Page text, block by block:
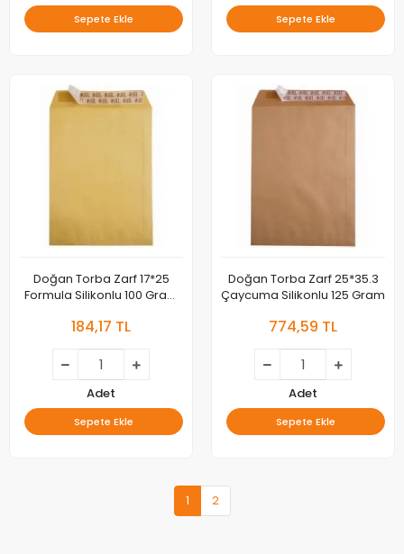
Sepete Ekle Sepete Ekle
Doğan Torba Zarf 17*25
Formula Silikonlu 100 Gram
184,17 TL
Adet
Sepete Ekle
Doğan Torba Zarf 25*35.3
Çaycuma Silikonlu 125 Gram
774,59 TL
Adet
Sepete Ekle
1 2